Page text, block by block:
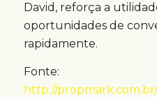
David, reforça a
oportunidades de
rapidamente.
Fonte:
http://